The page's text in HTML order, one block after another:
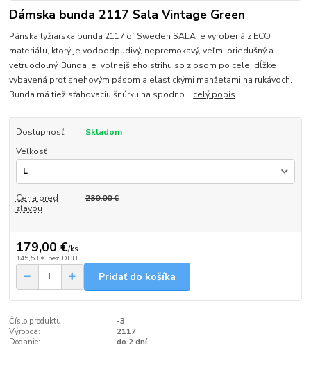
Dámska bunda 2117 Sala Vintage Green
Pánska lyžiarska bunda 2117 of Sweden SALA je vyrobená z ECO
materiálu, ktorý je vodoodpudivý, nepremokavý, veľmi priedušný a
vetruodolný. Bunda je voľnejšieho strihu so zipsom po celej dĺžke
vybavená protisnehovým pásom a elastickými manžetami na rukávoch.
Bunda má tiež sťahovaciu šnúrku na spodno... celý popis
Dostupnosť
Skladom
Veľkosť
Cena pred
zľavou
230,00 €
179,00 €/ks
145,53 € bez DPH
Pridať do košíka
Číslo produktu:
-3
Výrobca:
2117
Dodanie:
do 2 dní